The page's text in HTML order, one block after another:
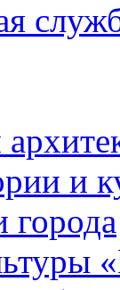
и
города